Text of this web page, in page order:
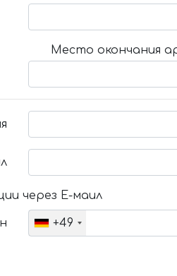
Место окончания
через Е-маил
+49